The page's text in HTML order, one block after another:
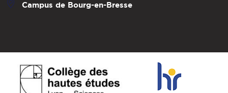
Campus de Bourg-en-Bresse